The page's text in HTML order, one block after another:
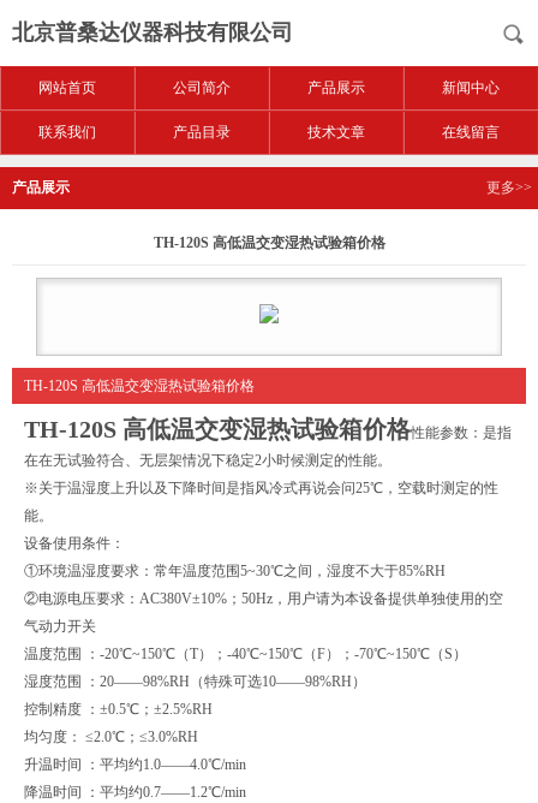
北京普桑达仪器科技有限公司
网站首页 公司简介 产品展示 新闻中心
联系我们 产品目录 技术文章 在线留言
产品展示 更多>>
TH-120S 高低温交变湿热试验箱价格
TH-120S 高低温交变湿热试验箱价格
TH-120S 高低温交变湿热试验箱价格性能参数：是指
在在无试验符合、无层架情况下稳定2小时候测定的性能。
※关于温湿度上升以及下降时间是指风冷式再说会问25℃，空载时测定的性
能。
设备使用条件：
①环境温湿度要求：常年温度范围5~30℃之间，湿度不大于85%RH
②电源电压要求：AC380V±10%；50Hz，用户请为本设备提供单独使用的空
气动力开关
温度范围 ：-20℃~150℃（T）；-40℃~150℃（F）；-70℃~150℃（S）
湿度范围 ：20——98%RH（特殊可选10——98%RH）
控制精度 ：±0.5℃；±2.5%RH
均匀度： ≤2.0℃；≤3.0%RH
升温时间 ：平均约1.0——4.0℃/min
降温时间 ：平均约0.7——1.2℃/min